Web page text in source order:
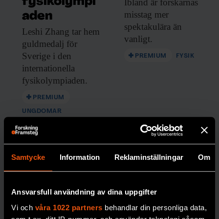
Samtycke Information Reklaminställningar Om
Ansvarsfull användning av dina uppgifter
Vi och våra 1022 partners behandlar din personliga data,
har med sig det [svenska instrumentet
Habit]
(https://fof.se/tidning/2017/1/artikel/ett-
svenskt-instrument-pa-vag-till-mars) som
ska testa att utvinna vatten.
aden
Leshi Zhang tar hem
guldmedalj för
Sverige i den
internationella
fysikolympiaden.
PREMIUM
UNGDOMAR
Ibland är forskarnas
misstag mer
spektakulära än
vanligt.
PREMIUM FYSIK
Så stöttas